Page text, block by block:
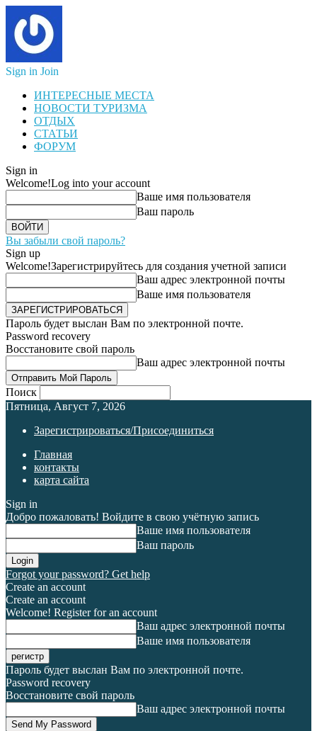
Sign in Join
ИНТЕРЕСНЫЕ МЕСТА
НОВОСТИ ТУРИЗМА
ОТДЫХ
СТАТЬИ
ФОРУМ
Sign in
Welcome!Log into your account
Ваше имя пользователя
Ваш пароль
Вы забыли свой пароль?
Sign up
Welcome!Зарегистрируйтесь для создания учетной записи
Ваш адрес электронной почты
Ваше имя пользователя
Пароль будет выслан Вам по электронной почте.
Password recovery
Восстановите свой пароль
Ваш адрес электронной почты
Поиск
Пятница, Август 7, 2026
Зарегистрироваться/Присоединиться
Главная
контакты
карта сайта
Sign in
Добро пожаловать! Войдите в свою учётную запись
Ваше имя пользователя
Ваш пароль
Forgot your password? Get help
Create an account
Create an account
Welcome! Register for an account
Ваш адрес электронной почты
Ваше имя пользователя
Пароль будет выслан Вам по электронной почте.
Password recovery
Восстановите свой пароль
Ваш адрес электронной почты